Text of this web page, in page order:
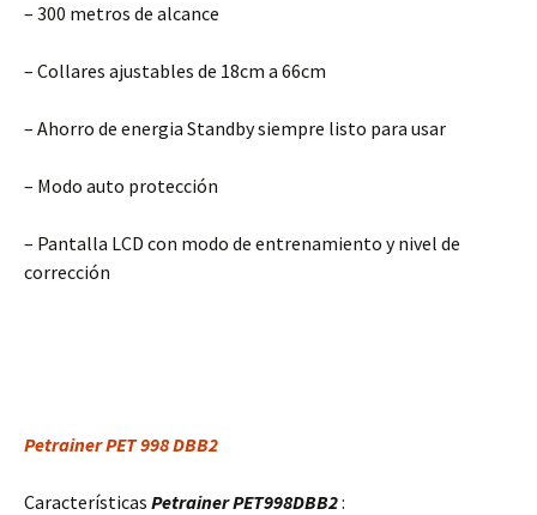
– 300 metros de alcance
– Collares ajustables de 18cm a 66cm
– Ahorro de energia Standby siempre listo para usar
– Modo auto protección
– Pantalla LCD con modo de entrenamiento y nivel de
corrección
Petrainer PET 998 DBB2
Características Petrainer PET998DBB2: